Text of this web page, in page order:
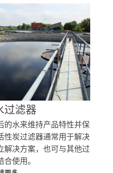
过滤器
的水来维持产品特性并保
性炭过滤器通常用于解决
解决方案，也可与其他过
使用。